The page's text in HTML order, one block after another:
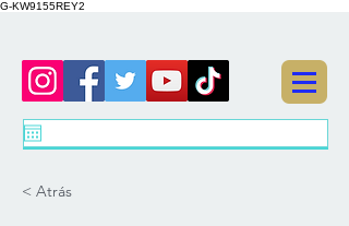
G-KW9155REY2
< Atrás